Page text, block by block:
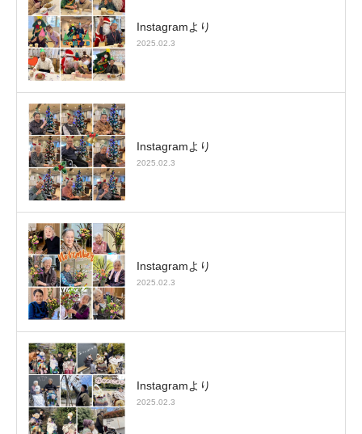
Instagramより
2025.02.3
Instagramより
2025.02.3
Instagramより
2025.02.3
Instagramより
2025.02.3